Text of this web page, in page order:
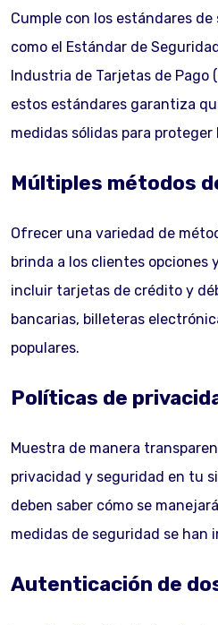
Cumple con los estándares
como el Estándar de
Industria de Tarjetas de Pago
estos estándares garantiza
medidas sólidas para
Múltiples métodos
Ofrecer una variedad de
brinda a los clientes opciones
incluir tarjetas de crédito y
bancarias, billeteras
populares.
Políticas de
Muestra de manera
privacidad y seguridad en tu
deben saber cómo se
medidas de seguridad se han
Autenticación de